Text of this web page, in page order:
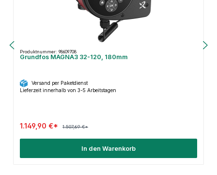
Produktnummer: 98609708
Grundfos MAGNA3 32-120, 180mm
Versand per Paketdienst
Lieferzeit innerhalb von 3-5 Arbeitstagen
1.149,90 €* 1.507,69 €*
In den Warenkorb